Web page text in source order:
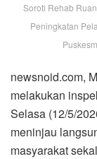
Soroti Rehab
Peningkatan
newsnoid.com,
melakukan
Selasa (12/5/
meninjau
masyarakat